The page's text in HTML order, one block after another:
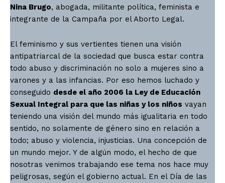
Nina Brugo, abogada, militante política, feminista e
integrante de la Campaña por el Aborto Legal.
El feminismo y sus vertientes tienen una visión
antipatriarcal de la sociedad que busca estar contra
todo abuso y discriminación no solo a mujeres sino a
varones y a las infancias. Por eso hemos luchado y
conseguido desde el año 2006 la Ley de Educación
Sexual Integral para que las niñas y los niños vayan
teniendo una visión del mundo más igualitaria en todo
sentido, no solamente de género sino en relación a
todo; abuso y violencia, injusticias. Una concepción de
un mundo mejor. Y de algún modo, el hecho de que
nosotras venimos trabajando ese tema nos hace muy
peligrosas, según el gobierno actual. En el Día de las